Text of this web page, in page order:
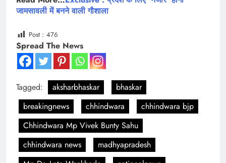
जामसावली में बनने वाली गौशाला
Post : 476
Spread The News
Tagged: aksharbhaskar
bhaskar
breakingnews
chhindwara
chhindwara bjp
Chhindwara Mp Vivek Bunty Sahu
chhindwara news
madhyapradesh